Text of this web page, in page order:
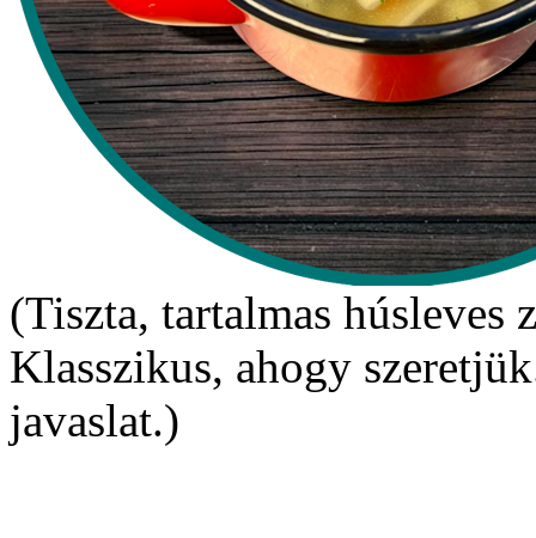
(Tiszta, tartalmas húsleves
Klasszikus, ahogy
javaslat.)